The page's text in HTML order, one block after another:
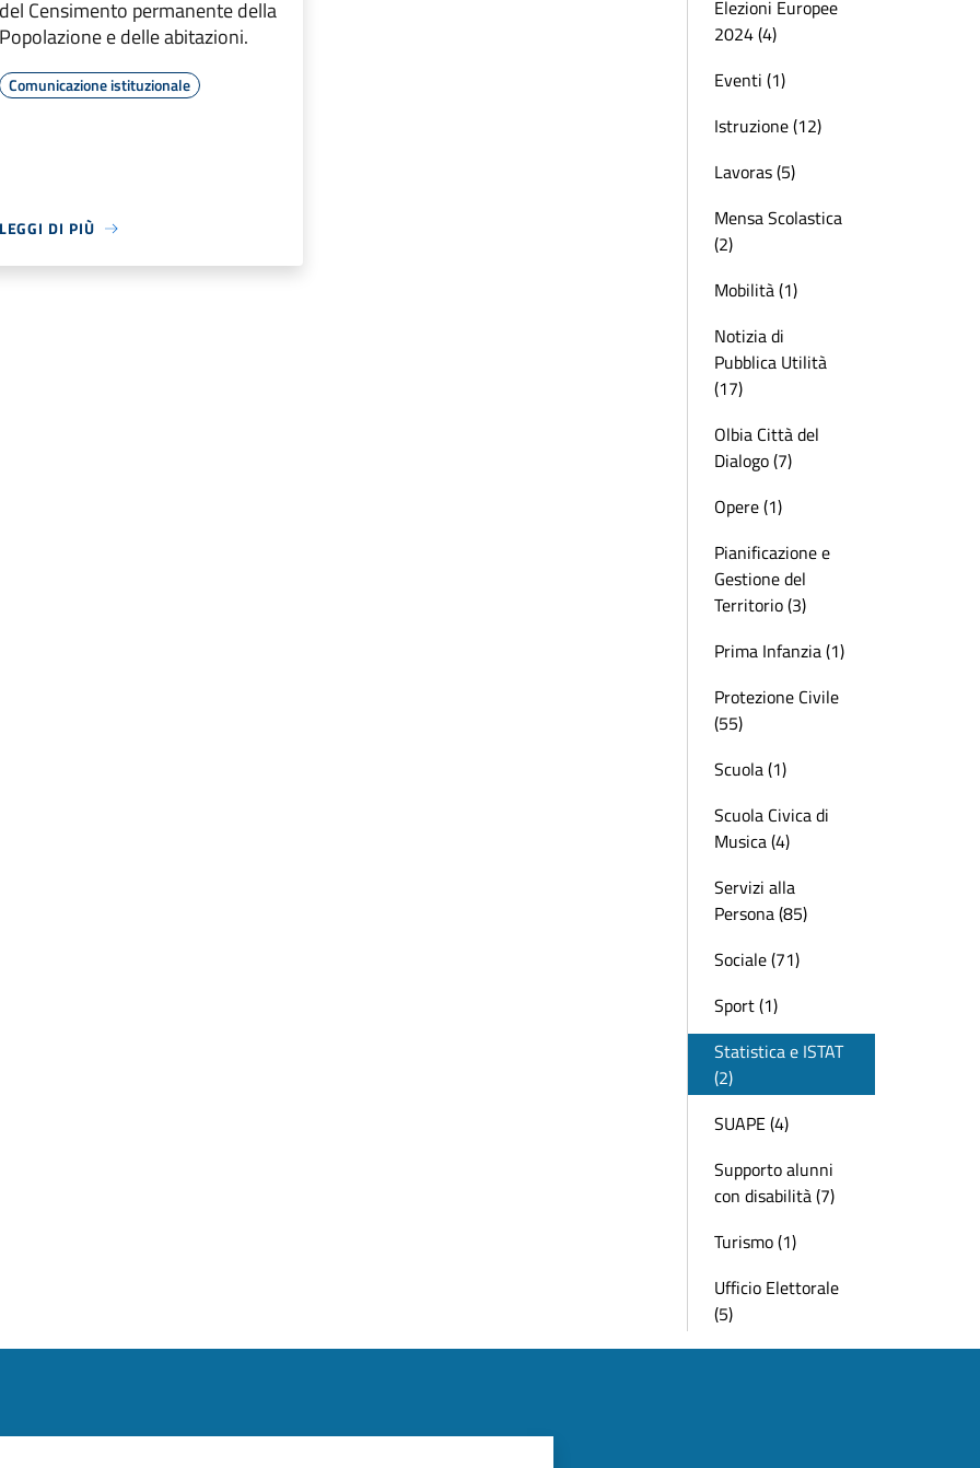
Censimento permanente della
e delle abitazioni.
Comunicazione istituzionale
DI PIÙ
Elezioni Europee
2024 (4)
Eventi (1)
Istruzione (12)
Lavoras (5)
Mensa Scolastica
(2)
Mobilità (1)
Notizia di
Pubblica Utilità
(17)
Olbia Città del
Dialogo (7)
Opere (1)
Pianificazione e
Gestione del
Territorio (3)
Prima Infanzia (1)
Protezione Civile
(55)
Scuola (1)
Scuola Civica di
Musica (4)
Servizi alla
Persona (85)
Sociale (71)
Sport (1)
Statistica e ISTAT
(2)
SUAPE (4)
Supporto alunni
con disabilità (7)
Turismo (1)
Ufficio Elettorale
(5)